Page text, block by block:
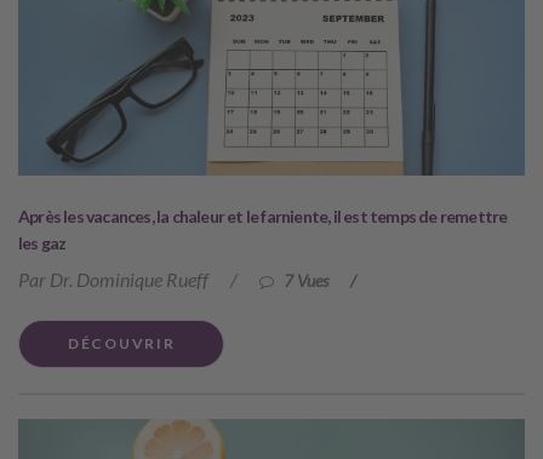
Après les vacances, la chaleur et le farniente, il est temps de remettre
les gaz
Par Dr. Dominique Rueff / 7 Vues /
DÉCOUVRIR